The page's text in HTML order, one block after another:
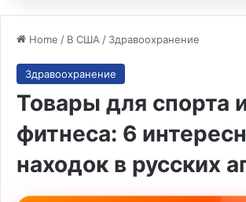
Home / В США / Здравоохранение
Здравоохранение
Товары для спорта
фитнеса: 6
находок в русских